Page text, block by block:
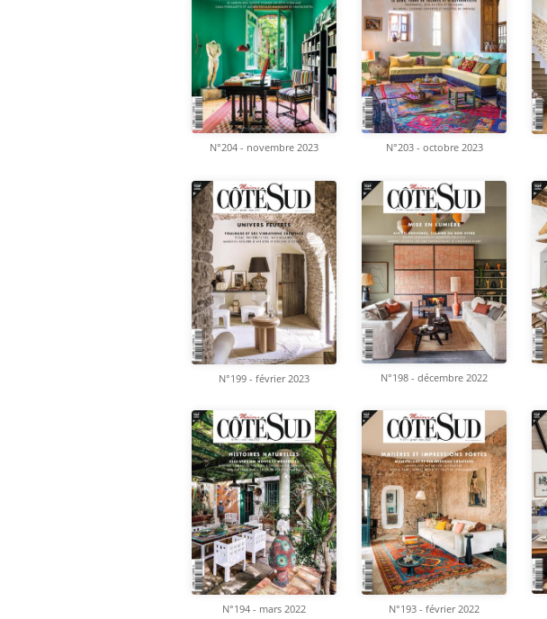
N°204 - novembre 2023 N°203 - octobre 2023
N°199 - février 2023 N°198 - décembre 2022
N°194 - mars 2022 N°193 - février 2022